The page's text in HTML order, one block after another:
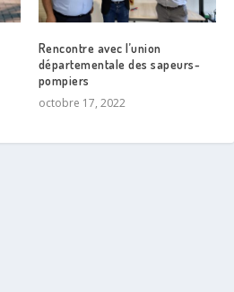
Rencontre avec l’union
départementale des sapeurs-
pompiers
octobre 17, 2022